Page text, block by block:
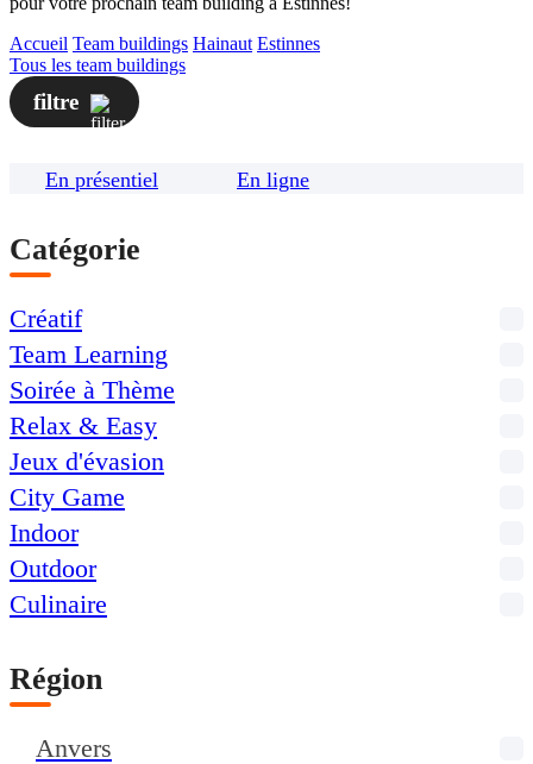
Accueil Team buildings Hainaut Estinnes
Tous les team buildings
filtre
En présentiel En ligne
Catégorie
Créatif
Team Learning
Soirée à Thème
Relax & Easy
Jeux d'évasion
City Game
Indoor
Outdoor
Culinaire
Région
Anvers